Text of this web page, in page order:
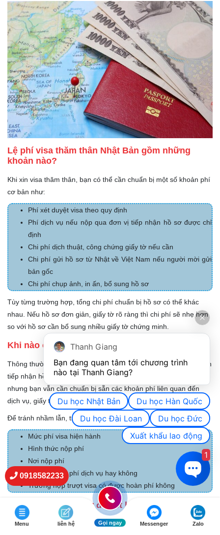
Lệ phí visa thăm thân Nhật Bản gồm những
khoản nào?
Khi xin visa thăm thân, bạn có thể cần chuẩn bị một số khoản phí
cơ bản như:
Phí xét duyệt visa theo quy định
Phí dịch vụ nếu nộp qua đơn vị tiếp nhận hồ sơ được chỉ
định
Chi phí dịch thuật, công chứng giấy tờ nếu cần
Chi phí gửi hồ sơ từ Nhật về Việt Nam nếu người mời gửi
bản gốc
Chi phí chụp ảnh, in ấn, bổ sung hồ sơ
Tùy từng trường hợp, tổng chi phí chuẩn bị hồ sơ có thể khác
nhau. Nếu hồ sơ đơn giản, giấy tờ rõ ràng thì chi phí sẽ nhẹ hơn
so với hồ sơ cần bổ sung nhiều giấy tờ chứng minh.
Khi nào cần nộp lệ phí visa?
Thông thường, lệ phí visa sẽ được thu theo quy định của cơ quan
tiếp nhận hồ sơ. Một số trường hợp chỉ thu phí khi visa được cấp
nhưng bạn vẫn cần chuẩn bị sẵn các khoản phí liên quan đến
dịch vụ, giấy tờ và xử lý hồ sơ.
Để tránh nhầm lẫn, trước khi nộp hồ sơ, bạn nên kiểm tra rõ:
Mức phí visa hiện hành
Hình thức nộp phí
Nơi nộp phí
Có phát sinh phí dịch vụ hay không
Trường hợp trượt visa có được hoàn phí không
Có nên tự làm hồ sơ để tiết kiệm chi phí không?
Nếu hồ sơ đơn giản, quan hệ rõ ràng và bạn hiểu đúng yêu cầu,
0918582233
Menu liên hệ Gọi ngay Messenger Zalo
Thanh Giang
Bạn đang quan tâm tới chương trình
nào tại Thanh Giang?
Du học Nhật Bản
Du học Hàn Quốc
Du học Đài Loan
Du học Đức
Xuất khẩu lao động
1